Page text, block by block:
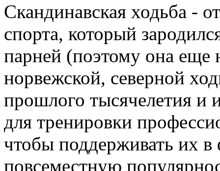
Скандинавская ходьба -
спорта, который
парней (поэтому она еще
норвежской, северной
прошлого тысячелетия и
для тренировки
чтобы поддерживать их
повсеместную